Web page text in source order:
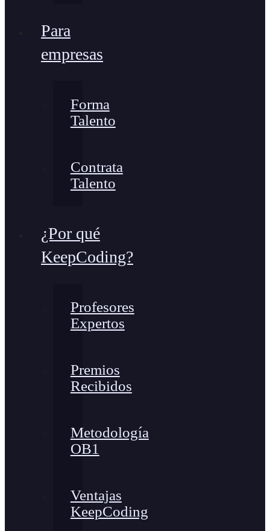
Para
empresas
Forma
Talento
Contrata
Talento
¿Por qué
KeepCoding?
Profesores
Expertos
Premios
Recibidos
Metodología
OB1
Ventajas
KeepCoding